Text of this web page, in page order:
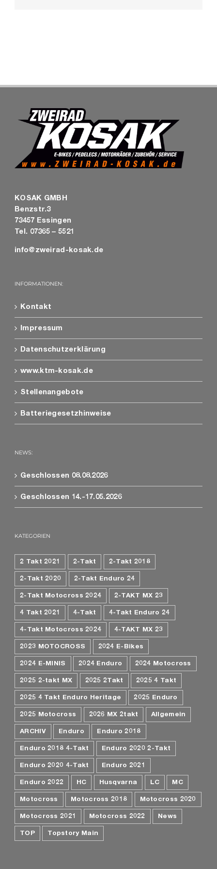
KOSAK GMBH
Benzstr.3
73457 Essingen
Tel. 07365 – 5521
info@zweirad-kosak.de
INFORMATIONEN:
Kontakt
Impressum
Datenschutzerklärung
www.ktm-kosak.de
Stellenangebote
Batteriegesetzhinweise
NEWS:
Geschlossen 08.08.2026
Geschlossen 14.-17.05.2026
KATEGORIEN
2 Takt 2021 2-Takt 2-Takt 2018
2-Takt 2020 2-Takt Enduro 24
2-Takt Motocross 2024 2-TAKT MX 23
4 Takt 2021 4-Takt 4-Takt Enduro 24
4-Takt Motocross 2024 4-TAKT MX 23
2023 MOTOCROSS 2024 E-Bikes
2024 E-MINIS 2024 Enduro 2024 Motocross
2025 2-takt MX 2025 2Takt 2025 4 Takt
2025 4 Takt Enduro Heritage 2025 Enduro
2025 Motocross 2026 MX 2takt Allgemein
ARCHIV Enduro Enduro 2018
Enduro 2018 4-Takt Enduro 2020 2-Takt
Enduro 2020 4-Takt Enduro 2021
Enduro 2022 HC Husqvarna LC MC
Motocross Motocross 2018 Motocross 2020
Motocross 2021 Motocross 2022 News
TOP Topstory Main